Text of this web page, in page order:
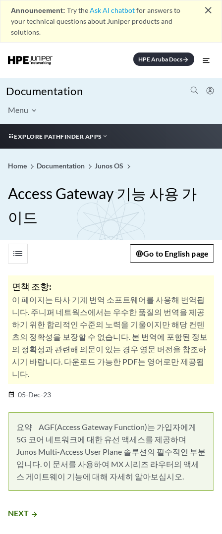
Announcement: Try theAsk AI chatbotfor answers to
your technical questions about Juniper products and
solutions.
close
HPE Aruba Docsarrow_forward
Documentation
Menu
EXPLORE PATHFINDER APPS
Home Documentation Junos OS
Access Gateway 기능 사용 가
이드
list Go to English page
면책 조항:
이 페이지는 타사 기계 번역 소프트웨어를 사용해 번역됩
니다. 주니퍼 네트웍스에서는 우수한 품질의 번역을 제공
하기 위한 합리적인 수준의 노력을 기울이지만 해당 컨텐
츠의 정확성을 보장할 수 없습니다. 본 번역에 포함된 정보
의 정확성과 관련해 의문이 있는 경우 영문 버전을 참조하
시기 바랍니다. 다운로드 가능한 PDF는 영어로만 제공됩
니다.
date_range 05-Dec-23
요약
AGF(Access Gateway Function)는 가입자에게
5G 코어 네트워크에 대한 유선 액세스를 제공하며
Junos Multi-Access User Plane 솔루션의 필수적인 부분
입니다. 이 문서를 사용하여 MX 시리즈 라우터의 액세
스 게이트웨이 기능에 대해 자세히 알아보십시오.
NEXT arrow_forward